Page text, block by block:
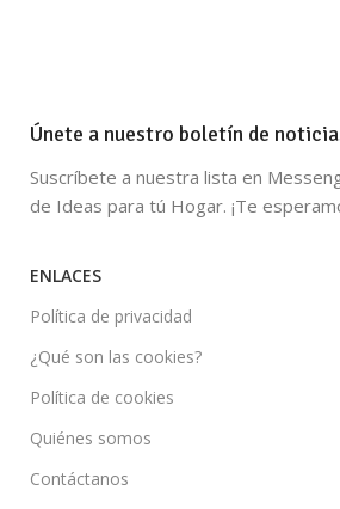
Únete a nuestro boletín de
Suscríbete a nuestra lista en
de Ideas para tú Hogar. ¡Te
ENLACES
Política de privacidad
¿Qué son las cookies?
Política de cookies
Quiénes somos
Contáctanos